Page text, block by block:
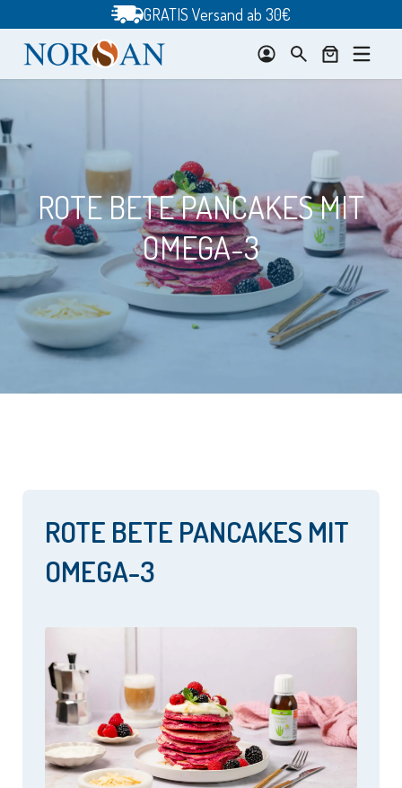
springen
GRATIS Versand ab 30€
ROTE BETE PANCAKES MIT
OMEGA-3
ROTE BETE PANCAKES MIT
OMEGA-3